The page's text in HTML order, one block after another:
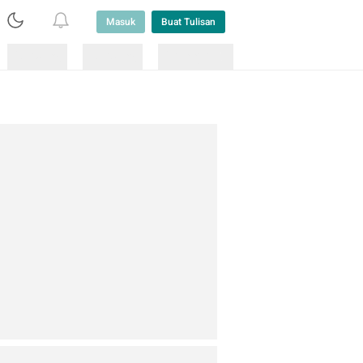
Masuk Buat Tulisan